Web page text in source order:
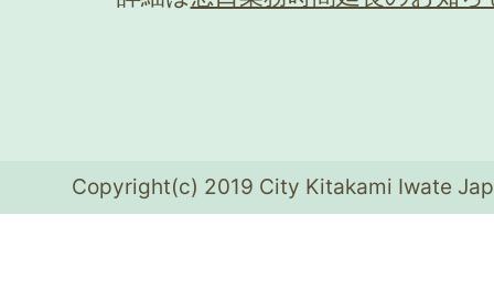
Copyright(c) 2019 City Kitakami Iwate